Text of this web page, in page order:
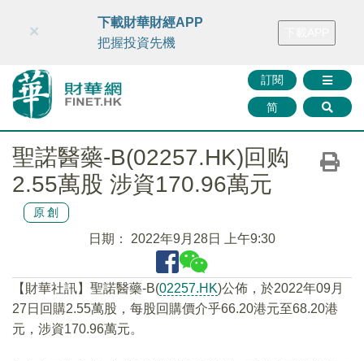
財華智庫網 FINTV FINMETA 財華證券 媒體矩陣
訂閱
简
×
下載財華財經APP
把握投資先機
聖諾醫藥-B(02257.HK)回购
2.55萬股 涉資170.96萬元
原創
日期： 2022年9月28日 上午9:30
【財華社訊】聖諾醫藥-B(02257.HK)公佈，於2022年09月
27日回購2.55萬股，每股回購價介乎66.20港元至68.20港
元，涉資170.96萬元。